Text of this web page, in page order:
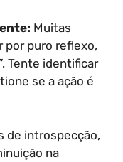
Muitas
por puro reflexo,
Tente identificar
se a ação é
de introspecção,
na